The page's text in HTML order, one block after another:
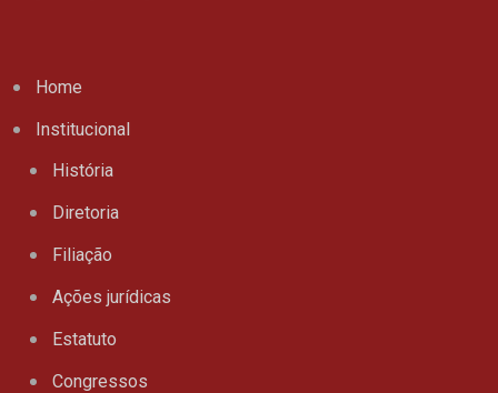
Home
Institucional
História
Diretoria
Filiação
Ações jurídicas
Estatuto
Congressos